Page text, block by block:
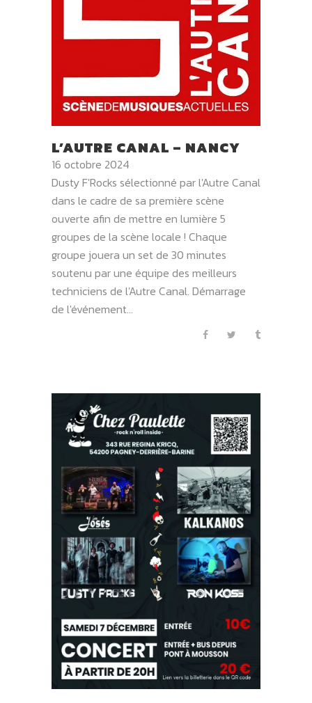
L’AUTRE CANAL – NANCY
16 octobre 2024
Dusty F'Rocks sélectionné par l'Autre Canal
dans le cadre de sa première scène
ouverte afin de mettre en lumière 5
groupes de la scène locale ! Chaque
groupe jouera un set de 30 minutes
soutenu par une équipe des meilleurs
techniciens de l'Autre Canal. Démarrage
de l'événement...